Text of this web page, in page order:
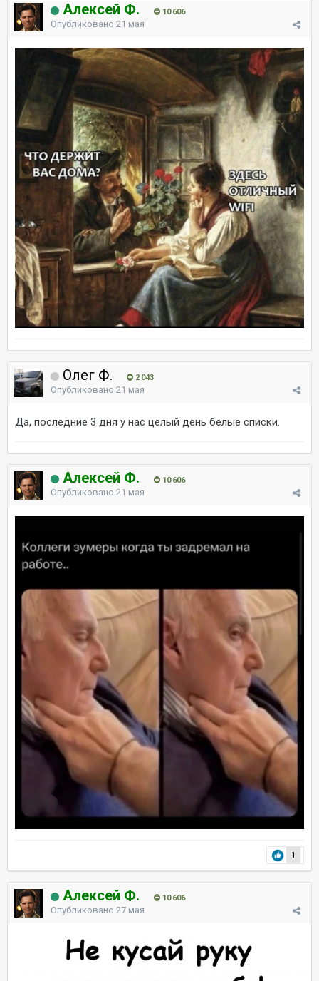
Алексей Ф. 10 606
Опубликовано 21 мая
Олег Ф. 2 043
Опубликовано 21 мая
Да, последние 3 дня у нас целый день белые списки.
Алексей Ф. 10 606
Опубликовано 21 мая
1
Алексей Ф. 10 606
Опубликовано 27 мая